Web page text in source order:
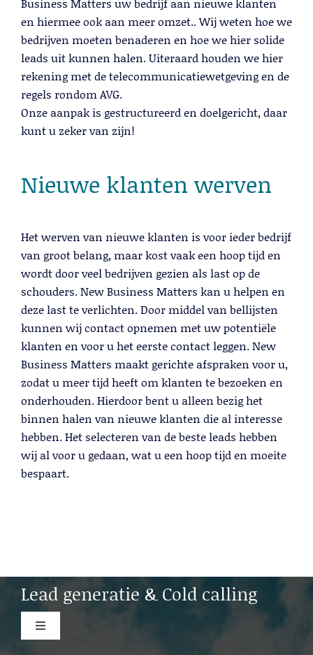
Business Matters uw bedrijf aan nieuwe klanten
en hiermee ook aan meer omzet.. Wij weten hoe we
bedrijven moeten benaderen en hoe we hier solide
leads uit kunnen halen. Uiteraard houden we hier
rekening met de telecommunicatiewetgeving en de
regels rondom AVG.
Onze aanpak is gestructureerd en doelgericht, daar
kunt u zeker van zijn!
Nieuwe klanten werven
Het werven van nieuwe klanten is voor ieder bedrijf
van groot belang, maar kost vaak een hoop tijd en
wordt door veel bedrijven gezien als last op de
schouders. New Business Matters kan u helpen en
deze last te verlichten. Door middel van bellijsten
kunnen wij contact opnemen met uw potentiële
klanten en voor u het eerste contact leggen. New
Business Matters maakt gerichte afspraken voor u,
zodat u meer tijd heeft om klanten te bezoeken en
onderhouden. Hierdoor bent u alleen bezig het
binnen halen van nieuwe klanten die al interesse
hebben. Het selecteren van de beste leads hebben
wij al voor u gedaan, wat u een hoop tijd en moeite
bespaart.
Lead generatie & Cold calling
Toggle
Lees meer
Trainingen
Lees meer